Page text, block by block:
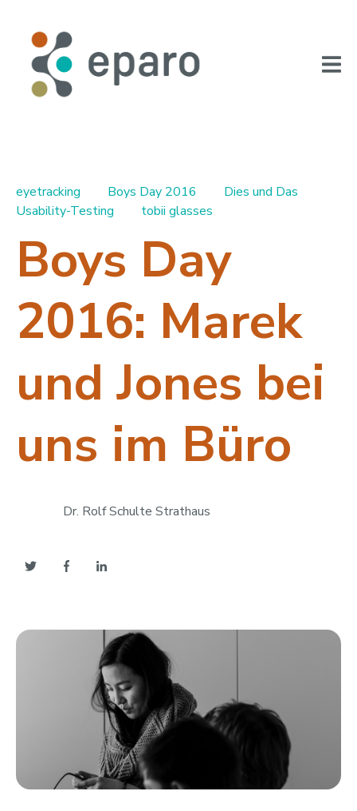
eyetracking Boys Day 2016
Dies und Das
Usability-Testing
tobii glasses
Boys Day
2016: Marek
und Jones bei
uns im Büro
Dr. Rolf Schulte Strathaus